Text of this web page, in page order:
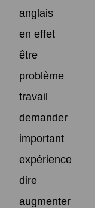
anglais
en effet
être
problème
travail
demander
important
expérience
dire
augmenter